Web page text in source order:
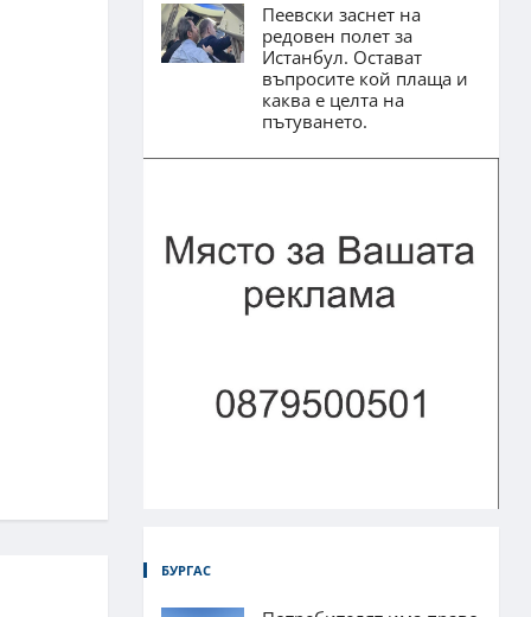
Пеевски заснет на
редовен полет за
Истанбул. Остават
въпросите кой плаща и
каква е целта на
пътуването.
БУРГАС